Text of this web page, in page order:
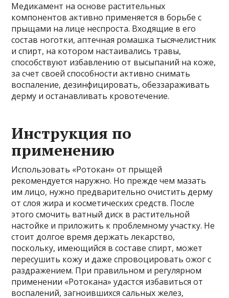
Медикамент на основе растительных
компонентов активно применяется в борьбе с
прыщами на лице неспроста. Входящие в его
состав ноготки, аптечная ромашка тысячелистник
и спирт, на котором настаивались травы,
способствуют избавлению от высыпаний на коже,
за счет своей способности активно снимать
воспаление, дезинфицировать, обеззараживать
дерму и останавливать кровотечение.
Инструкция по
применению
Использовать «Ротокан» от прыщей
рекомендуется наружно. Но прежде чем мазать
им лицо, нужно предварительно очистить дерму
от слоя жира и косметических средств. После
этого смочить ватный диск в растительной
настойке и приложить к проблемному участку. Не
стоит долгое время держать лекарство,
поскольку, имеющийся в составе спирт, может
пересушить кожу и даже спровоцировать ожог с
раздражением. При правильном и регулярном
применении «Ротокана» удастся избавиться от
воспалений, загноившихся сальных желез,